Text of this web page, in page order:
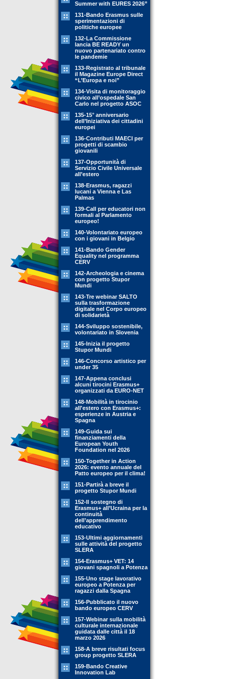
Summer with EURES 2026”
131-Bando Erasmus sulle
sperimentazioni di
politiche europee
132-La Commissione
lancia BE READY un
nuovo partenariato contro
le pandemie
133-Registrato al tribunale
il Magazine Europe Direct
“L’Europa e noi”
134-Visita di monitoraggio
civico all’ospedale San
Carlo nel progetto ASOC
135-15° anniversario
dell’Iniziativa dei cittadini
europei
136-Contributi MAECI per
progetti di scambio
giovanili
137-Opportunità di
Servizio Civile Universale
all’estero
138-Erasmus, ragazzi
lucani a Vienna e Las
Palmas
139-Call per educatori non
formali al Parlamento
europeo!
140-Volontariato europeo
con i giovani in Belgio
141-Bando Gender
Equality nel programma
CERV
142-Archeologia e cinema
con progetto Stupor
Mundi
143-Tre webinar SALTO
sulla trasformazione
digitale nel Corpo europeo
di solidarietà
144-Sviluppo sostenibile,
volontariato in Slovenia
145-Inizia il progetto
Stupor Mundi
146-Concorso artistico per
under 35
147-Appena conclusi
alcuni tirocini Erasmus+
organizzati da EURO-NET
148-Mobilità in tirocinio
all'estero con Erasmus+:
esperienze in Austria e
Spagna
149-Guida sui
finanziamenti della
European Youth
Foundation nel 2026
150-Together in Action
2026: evento annuale del
Patto europeo per il clima!
151-Partirà a breve il
progetto Stupor Mundi
152-Il sostegno di
Erasmus+ all’Ucraina per la
continuità
dell’apprendimento
educativo
153-Ultimi aggiornamenti
sulle attività del progetto
SLERA
154-Erasmus+ VET: 14
giovani spagnoli a Potenza
155-Uno stage lavorativo
europeo a Potenza per
ragazzi dalla Spagna
156-Pubblicato il nuovo
bando europeo CERV
157-Webinar sulla mobilità
culturale internazionale
guidata dalle città il 18
marzo 2026
158-A breve risultati focus
group progetto SLERA
159-Bando Creative
Innovation Lab